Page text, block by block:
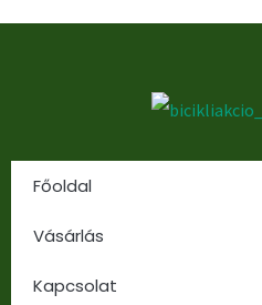
Főoldal
Vásárlás
Kapcsolat